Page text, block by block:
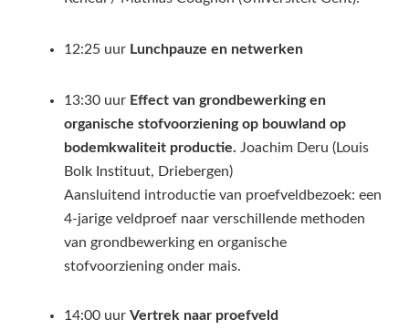
12:25 uur Lunchpauze en netwerken
13:30 uur Effect van grondbewerking en
organische stofvoorziening op bouwland op
bodemkwaliteit productie. Joachim Deru (Louis
Bolk Instituut, Driebergen)
Aansluitend introductie van proefveldbezoek: een
4-jarige veldproef naar verschillende methoden
van grondbewerking en organische
stofvoorziening onder mais.
14:00 uur Vertrek naar proefveld